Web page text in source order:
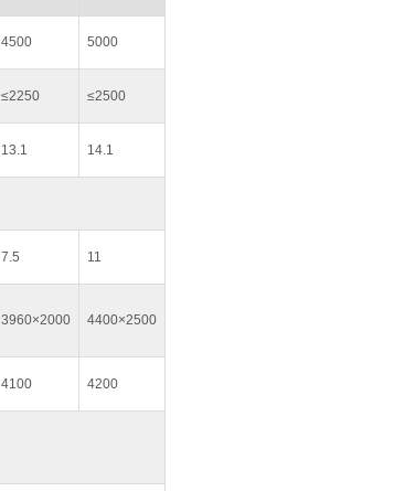
4500 5000
≤2250 ≤2500
13.1 14.1
7.5 11
3960×2000 4400×2500
4100 4200